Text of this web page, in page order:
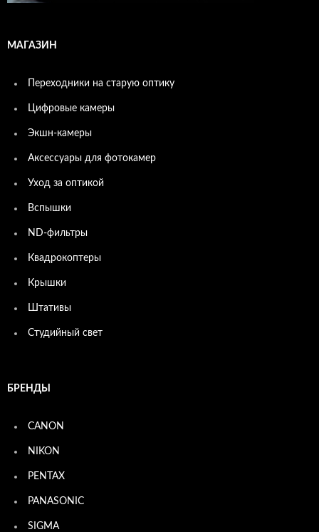
МАГАЗИН
Переходники на старую оптику
Цифровые камеры
Экшн-камеры
Аксессуары для фотокамер
Уход за оптикой
Вспышки
ND-фильтры
Квадрокоптеры
Крышки
Штативы
Студийный свет
БРЕНДЫ
CANON
NIKON
PENTAX
PANASONIC
SIGMA